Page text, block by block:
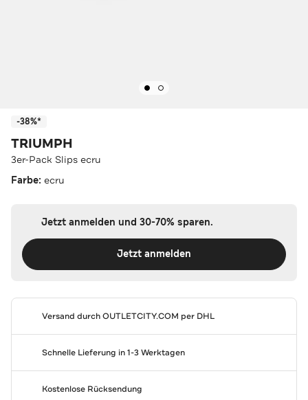
-38%*
TRIUMPH
3er-Pack Slips ecru
Farbe: ecru
Jetzt anmelden und 30-70% sparen.
Jetzt anmelden
Versand durchOUTLETCITY.COM per DHL
Schnelle Lieferung in 1-3 Werktagen
Kostenlose Rücksendung